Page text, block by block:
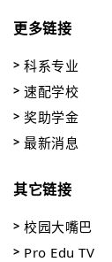
更多链接
科系专业
速配学校
奖助学金
最新消息
其它链接
校园大嘴巴
Pro Edu TV